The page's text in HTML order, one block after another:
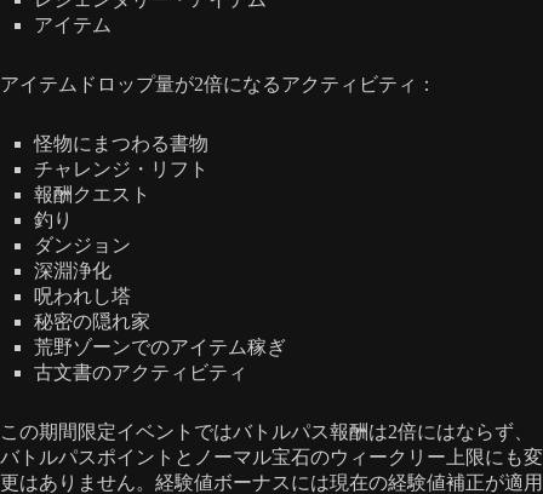
アイテム
アイテムドロップ量が2倍になるアクティビティ：
怪物にまつわる書物
チャレンジ・リフト
報酬クエスト
釣り
ダンジョン
深淵浄化
呪われし塔
秘密の隠れ家
荒野ゾーンでのアイテム稼ぎ
古文書のアクティビティ
この期間限定イベントではバトルパス報酬は2倍にはならず、
バトルパスポイントとノーマル宝石のウィークリー上限にも変
更はありません。経験値ボーナスには現在の経験値補正が適用